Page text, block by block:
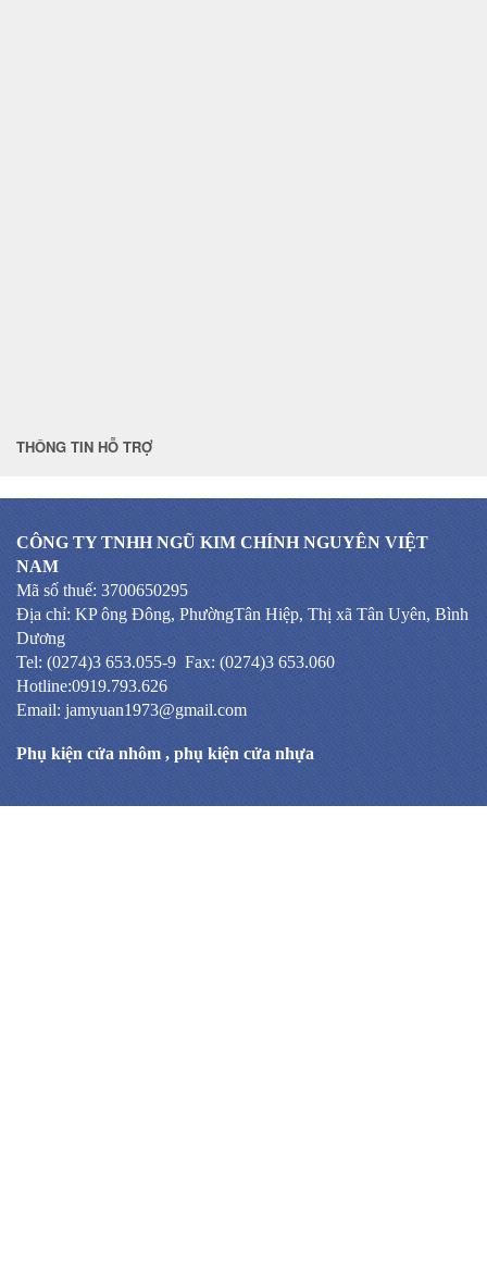
THÔNG TIN HỖ TRỢ
CÔNG TY TNHH NGŨ KIM CHÍNH NGUYÊN VIỆT
NAM
Mã số thuế: 3700650295
Địa chỉ: KP ông Đông, PhườngTân Hiệp, Thị xã Tân Uyên, Bình
Dương
Tel: (0274)3 653.055-9 Fax: (0274)3 653.060
Hotline:0919.793.626
Email: jamyuan1973@gmail.com
Phụ kiện cửa nhôm , phụ kiện cửa nhựa